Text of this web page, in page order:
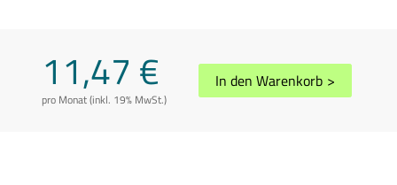
11,47 €
pro Monat (inkl. 19% MwSt.)
In den Warenkorb >